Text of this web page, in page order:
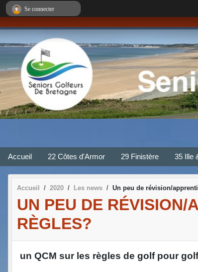
Accueil 22 Côtes d'Armor 29 Finistère 35 Ille
Accueil 2020 Les news Un peu de révision/
UN PEU DE RÉVISION/
RÈGLES?
un QCM sur les règles de golf pour
Se connecter
Panneau de gestion des cookies